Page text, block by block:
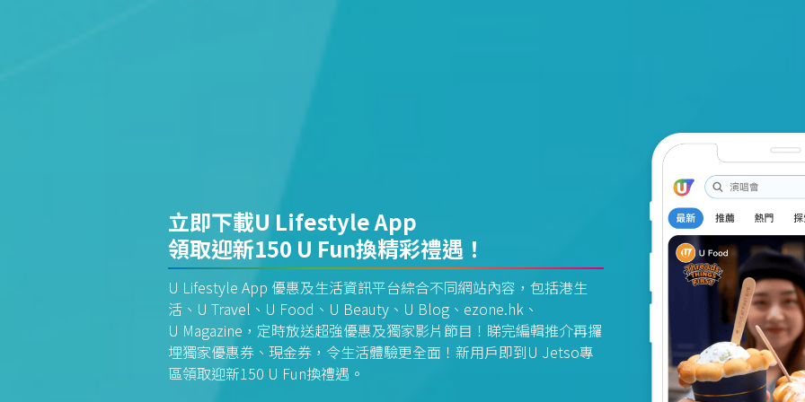
立即下載U Lifestyle App
領取迎新150 U Fun換精彩禮遇！
U Lifestyle App 優惠及生活資訊平台綜合不同網站內容，包括港生
活、U Travel、U Food、U Beauty、U Blog、ezone.hk、
U Magazine，定時放送超強優惠及獨家影片節目！睇完編輯推介再攞
埋獨家優惠券、現金券，令生活體驗更全面！新用戶即到U Jetso專
區領取迎新150 U Fun換禮遇。